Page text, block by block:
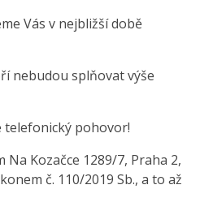
Vás v nejbližší době
nebudou splňovat výše
telefonický pohovor!
Na Kozačce 1289/7, Praha 2,
č. 110/2019 Sb., a to až